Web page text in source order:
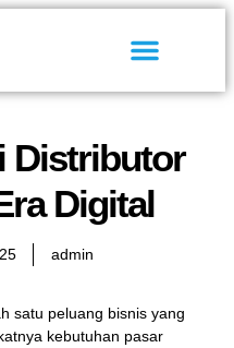
Distributor
Digital
admin
satu peluang bisnis yang
kebutuhan pasar